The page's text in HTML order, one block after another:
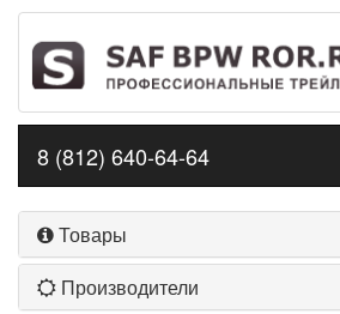
8 (812) 640-64-64
Товары
Производители